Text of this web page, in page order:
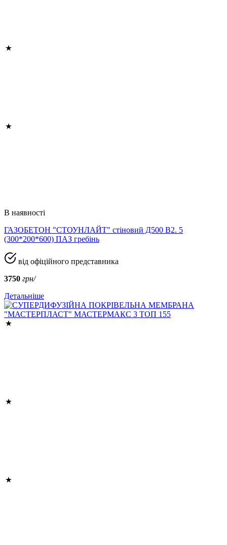
В наявності
ГАЗОБЕТОН "СТОУНЛАЙТ" стіновий Д500 В2. 5
(300*200*600) ПАЗ гребінь
від офіційного представника
3750 грн/
Детальніше